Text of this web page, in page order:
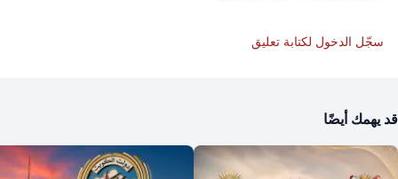
سجّل الدخول لكتابة تعليق
قد يهمك أيضًا